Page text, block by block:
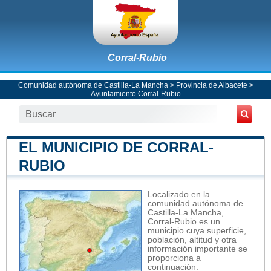
Corral-Rubio
Comunidad autónoma de Castilla-La Mancha > Provincia de Albacete >
Ayuntamiento Corral-Rubio
EL MUNICIPIO DE CORRAL-
RUBIO
Localizado en la
comunidad autónoma de
Castilla-La Mancha,
Corral-Rubio es un
municipio cuya superficie,
población, altitud y otra
información importante se
proporciona a
continuación.